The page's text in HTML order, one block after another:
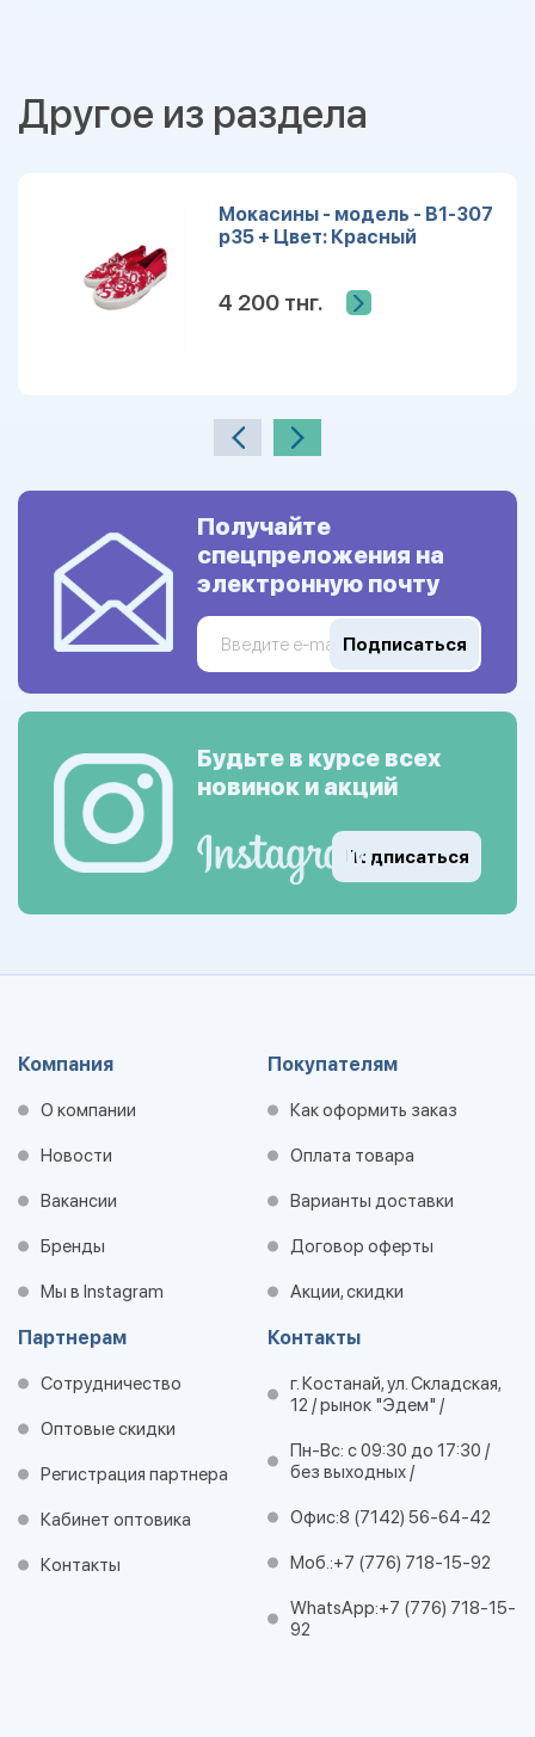
Другое из раздела
Мокасины - модель - B1-307
р35 + Цвет: Красный
4 200 тнг.
Получайте
спецпреложения на
электронную почту
Подписаться
Будьте в курсе всех
новинок и акций
Подписаться
Компания
О компании
Новости
Вакансии
Бренды
Мы в Instagram
Покупателям
Как оформить заказ
Оплата товара
Варианты доставки
Договор оферты
Акции, скидки
Партнерам
Сотрудничество
Оптовые скидки
Регистрация партнера
Кабинет оптовика
Контакты
Контакты
г. Костанай, ул. Складская,
12 / рынок "Эдем" /
Пн-Вс: с 09:30 до 17:30 /
без выходных /
Офис:8 (7142) 56-64-42
Моб.:+7 (776) 718-15-92
WhatsApp:+7 (776) 718-15-
92